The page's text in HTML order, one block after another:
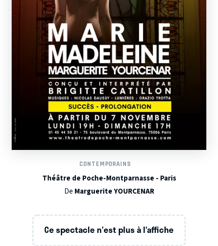
CONTEMPORAINS
Théâtre de Poche-Montparnasse - Paris
De Marguerite YOURCENAR
Ce spectacle n'est plus à l’affiche